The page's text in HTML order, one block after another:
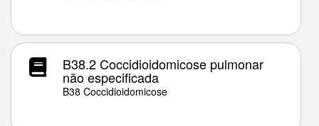
B38.2 Coccidioidomicose pulmonar
não especificada
B38 Coccidioidomicose